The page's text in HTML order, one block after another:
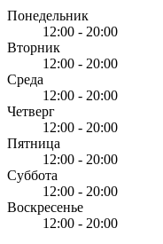
Понедельник
12:00 - 20:00
Вторник
12:00 - 20:00
Среда
12:00 - 20:00
Четверг
12:00 - 20:00
Пятница
12:00 - 20:00
Суббота
12:00 - 20:00
Воскресенье
12:00 - 20:00